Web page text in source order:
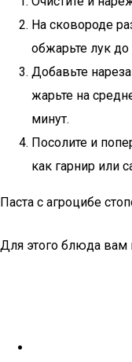
На сковороде
обжарьте лук до
Добавьте
жарьте на
минут.
Посолите и
как гарнир или
Паста с агроцибе
Для этого блюда вам